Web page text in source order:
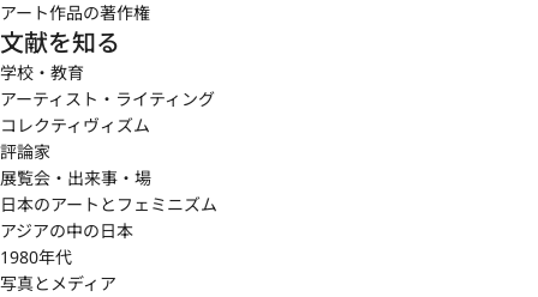
アート作品の著作権
文献を知る
学校・教育
アーティスト・ライティング
コレクティヴィズム
評論家
展覧会・出来事・場
日本のアートとフェミニズム
アジアの中の日本
1980年代
写真とメディア